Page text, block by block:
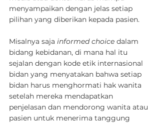
menyampaikan dengan jelas setiap
pilihan yang diberikan kepada pasien.
Misalnya saja informed choice dalam
bidang kebidanan, di mana hal itu
sejalan dengan kode etik internasional
bidan yang menyatakan bahwa setiap
bidan harus menghormati hak wanita
setelah mereka mendapatkan
penjelasan dan mendorong wanita atau
pasien untuk menerima tanggung